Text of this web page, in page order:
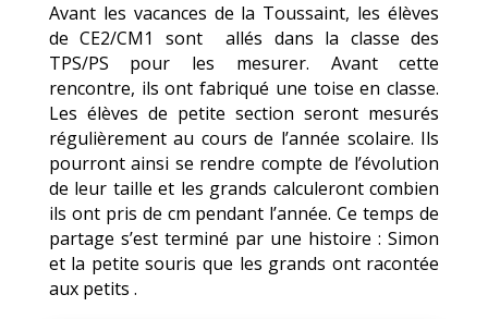
Avant les vacances de la Toussaint, les élèves
de CE2/CM1 sont allés dans la classe des
TPS/PS pour les mesurer. Avant cette
rencontre, ils ont fabriqué une toise en classe.
Les élèves de petite section seront mesurés
régulièrement au cours de l’année scolaire. Ils
pourront ainsi se rendre compte de l’évolution
de leur taille et les grands calculeront combien
ils ont pris de cm pendant l’année. Ce temps de
partage s’est terminé par une histoire : Simon
et la petite souris que les grands ont racontée
aux petits .